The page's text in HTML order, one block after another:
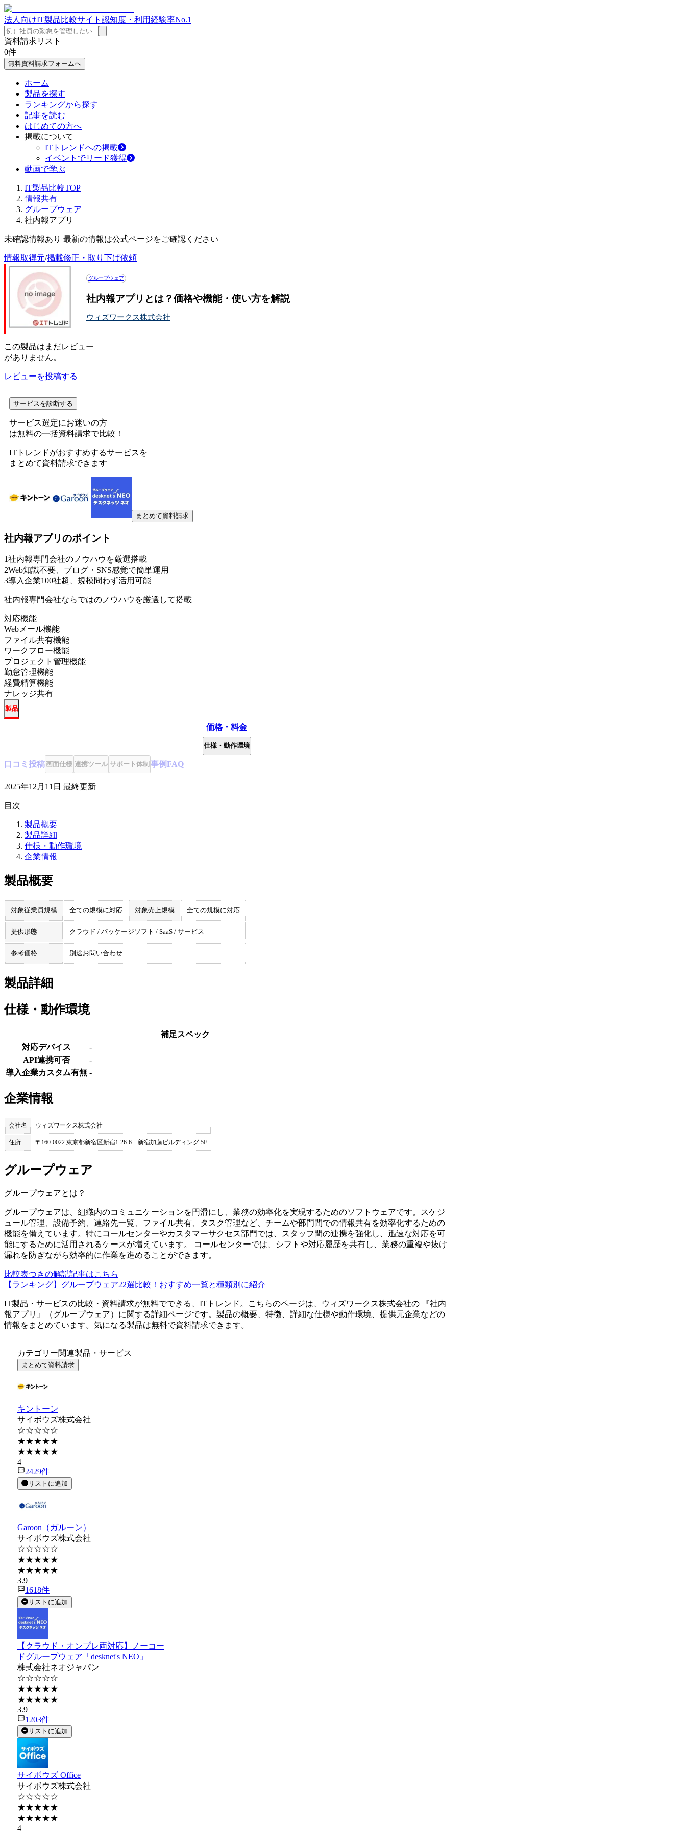
法人向けIT製品比較サイト 認知度・利用経験率No.1
資料請求リスト
0件
無料資料請求フォームへ
ホーム
製品を探す
ランキングから探す
記事を読む
はじめての方へ
掲載について
ITトレンドへの掲載
イベントでリード獲得
動画で学ぶ
IT製品比較TOP
情報共有
グループウェア
社内報アプリ
未確認情報あり 最新の情報は公式ページをご確認ください
情報取得元/掲載修正・取り下げ依頼
グループウェア
社内報アプリとは？価格や機能・使い方を解説
ウィズワークス株式会社
この製品はまだレビュー
がありません。
レビューを投稿する
サービスを診断する
サービス選定にお迷いの方
は無料の一括資料請求で比較！
ITトレンドがおすすめするサービスを
まとめて資料請求できます
まとめて資料請求
社内報アプリのポイント
1社内報専門会社のノウハウを厳選搭載
2Web知識不要、ブログ・SNS感覚で簡単運用
3導入企業100社超、規模問わず活用可能
社内報専門会社ならではのノウハウを厳選して搭載
対応機能
Webメール機能
ファイル共有機能
ワークフロー機能
プロジェクト管理機能
勤怠管理機能
経費精算機能
ナレッジ共有
製品
価格・料金
仕様・動作環境
口コミ 投稿画面仕様 連携ツール サポート体制 事例FAQ
2025年12月11日 最終更新
目次
製品概要
製品詳細
仕様・動作環境
企業情報
製品概要
対象従業員規模 全ての規模に対応 対象売上規模 全ての規模に対応
提供形態 クラウド / パッケージソフト / SaaS / サービス
参考価格 別途お問い合わせ
製品詳細
仕様・動作環境
補足スペック
対応デバイス
-
API連携可否
-
導入企業カスタム有無 -
企業情報
会社名 ウィズワークス株式会社
住所 〒160-0022 東京都新宿区新宿1-26-6 新宿加藤ビルディング 5F
グループウェア
グループウェアとは？
グループウェアは、組織内のコミュニケーションを円滑にし、業務の効率化を実現するためのソフトウェアです。スケジ
ュール管理、設備予約、連絡先一覧、ファイル共有、タスク管理など、チームや部門間での情報共有を効率化するための
機能を備えています。特にコールセンターやカスタマーサクセス部門では、スタッフ間の連携を強化し、迅速な対応を可
能にするために活用されるケースが増えています。 コールセンターでは、シフトや対応履歴を共有し、業務の重複や抜け
漏れを防ぎながら効率的に作業を進めることができます。
比較表つきの解説記事はこちら
【ランキング】グループウェア22選比較！おすすめ一覧と種類別に紹介
IT製品・サービスの比較・資料請求が無料でできる、ITトレンド。こちらのページは、 ウィズワークス株式会社の 『社内
報アプリ 』（グループウェア）に関する詳細ページです。製品の概要、特徴、詳細な仕様や動作環境、提供元企業などの
情報をまとめています。気になる製品は無料で資料請求できます。
カテゴリー関連製品・サービス
まとめて資料請求
キントーン
サイボウズ株式会社
☆☆☆☆☆
★★★★★
★★★★★
4
2429件
リストに追加
Garoon（ガルーン）
サイボウズ株式会社
☆☆☆☆☆
★★★★★
★★★★★
3.9
1618件
リストに追加
【クラウド・オンプレ両対応】ノーコー
ドグループウェア「desknet's NEO」
株式会社ネオジャパン
☆☆☆☆☆
★★★★★
★★★★★
3.9
1203件
リストに追加
サイボウズ Office
サイボウズ株式会社
☆☆☆☆☆
★★★★★
★★★★★
4